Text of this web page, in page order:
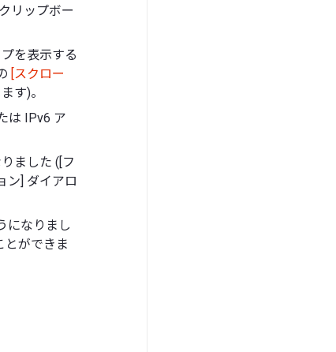
リップボー
を表示する
[スクロー
す)。
は IPv6 ア
ました ([フ
ン] ダイアロ
になりまし
とができま